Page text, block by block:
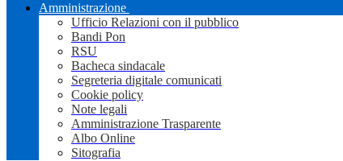
Amministrazione
Ufficio Relazioni con il pubblico
Bandi Pon
RSU
Bacheca sindacale
Segreteria digitale comunicati
Cookie policy
Note legali
Amministrazione Trasparente
Albo Online
Sitografia